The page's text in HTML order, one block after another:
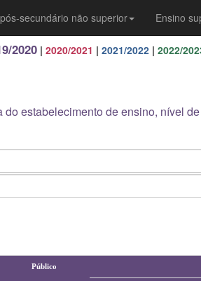
secundário não superior Ensino
2020| 2020/2021 | 2021/2022| 2022/
do estabelecimento de ensino, nível
Público